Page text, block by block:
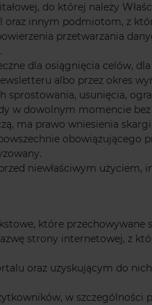
do której należy
oraz innym podmiotom, z
przetwarzania
dla osiągnięcia celów,
albo przez okres
usunięcia,
w dowolnym momencie
ma prawo wniesienia
obowiązującego
niewłaściwym
które
strony internetowej, z
oraz uzyskującym do
w szczególności